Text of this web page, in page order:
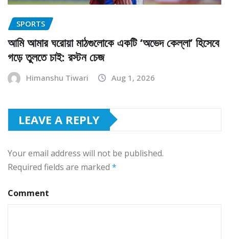
SPORTS
আমি আমার ঘরোয়া মাঠগুলোকে একটি ‘অভেদ কেল্লা’ হিসেবে
গড়ে তুলতে চাই: রস্টন চেজ
Himanshu Tiwari Aug 1, 2026
LEAVE A REPLY
Your email address will not be published.
Required fields are marked *
Comment